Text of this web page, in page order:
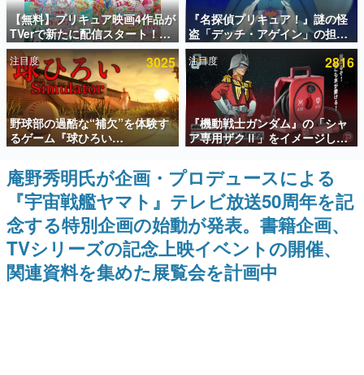
アプリセール情報
インタビュー
連載・特集一覧
殿堂入り記事
SNS拡散数が数千以上！ ページビュー数万以上！ などな
ど。多くの人々に読まれた、電ファミ渾身の“殿堂入り”記
事をまとめました。
ゲームの企画書
名作ゲームクリエイターの方々に製作時のエピソードをお
聞きし、ヒットする企画（ゲーム）とは何か？を探ってい
きます。
赫本
この物語を解いてはいけない。『赫本』は、〈試験問題〉
の形をした短編ホラー小説集です。
【無料】プリキュア映画4作品が
TVerで新たに配信スタート！な
んと2018年～2024年の映画ほぼ
すべてが見放題に、ぶっちゃけ
ありえないラインナップ
『名探偵プリキュア！』謎の怪
盗「デッチ・アゲイン」の担当
キャストは天﨑滉平さんと判
明。『Re:ゼロから始める異世
界生活』オットー役、『ヒプノ
シスマイク』山田三郎役など
注目度 3025
野球部の過酷な“補欠”を体験す
るゲーム『球ひろい
Simulator』が「1件」のウィッ
シュリストをもとにチェコ語に
対応しSNSで話題に。『キング
ダム・カム』開発元やチェコの
プロ野球選手から称賛の声
注目度 2816
『機動戦士ガンダム』の「シャ
ア専用ザクⅡ」をイメージした
散水ホースリールが予約開始。
本体にはシャアのパーソナルマ
ークやジオン公国軍のエンブレ
ム、型式番号などを配置
庵野秀明氏が企画・プロデュースによる
『宇宙戦艦ヤマト』テレビ放送50周年を記
念する特別企画の始動が発表。書籍企画、
TVシリーズの記念上映イベントの開催、
関連資料を集めた展覧会を計画中